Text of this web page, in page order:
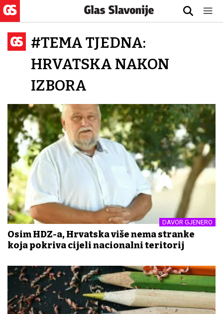
#TEMA TJEDNA:
HRVATSKA NAKON
IZBORA
DAVOR GJENERO
Osim HDZ-a, Hrvatska više nema stranke
koja pokriva cijeli nacionalni teritorij